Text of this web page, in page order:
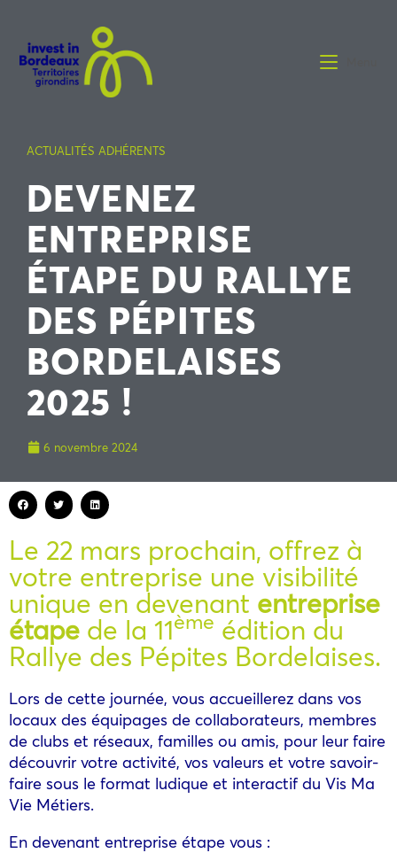
ACTUALITÉS ADHÉRENTS
DEVENEZ
ENTREPRISE
ÉTAPE DU RALLYE
DES PÉPITES
BORDELAISES
2025 !
6 novembre 2024
Le 22 mars prochain, offrez à
votre entreprise une visibilité
unique en devenant entreprise
étape de la 11ème édition du
Rallye des Pépites Bordelaises.
Lors de cette journée, vous accueillerez dans vos
locaux des équipages de collaborateurs, membres
de clubs et réseaux, familles ou amis, pour leur faire
découvrir votre activité, vos valeurs et votre savoir-
faire sous le format ludique et interactif du Vis Ma
Vie Métiers.
En devenant entreprise étape vous :